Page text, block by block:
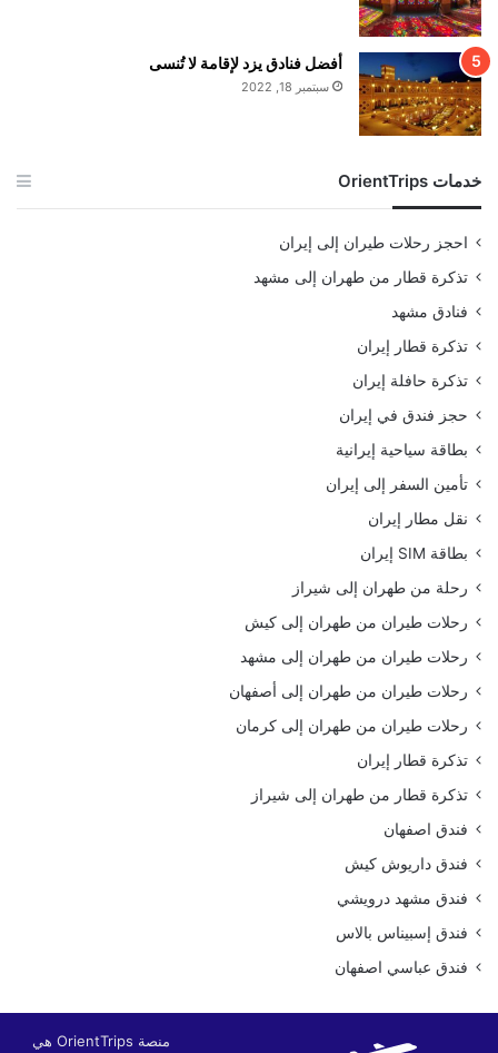
أفضل فنادق يزد لإقامة لا تُنسى
سبتمبر 18, 2022
خدمات OrientTrips
احجز رحلات طيران إلى إيران
تذكرة قطار من طهران إلى مشهد
فنادق مشهد
تذكرة قطار إيران
تذكرة حافلة إيران
حجز فندق في إيران
بطاقة سياحية إيرانية
تأمين السفر إلى إيران
نقل مطار إيران
بطاقة SIM إيران
رحلة من طهران إلى شيراز
رحلات طيران من طهران إلى كيش
رحلات طيران من طهران إلى مشهد
رحلات طيران من طهران إلى أصفهان
رحلات طيران من طهران إلى كرمان
تذكرة قطار إيران
تذكرة قطار من طهران إلى شيراز
فندق اصفهان
فندق داريوش كيش
فندق مشهد درويشي
فندق إسبيناس بالاس
فندق عباسي اصفهان
منصة OrientTrips هي